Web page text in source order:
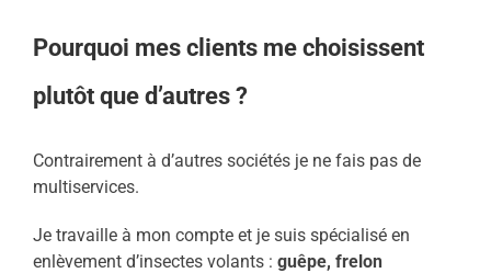
Pourquoi mes clients me choisissent
plutôt que d’autres ?
Contrairement à d’autres sociétés je ne fais pas de
multiservices.
Je travaille à mon compte et je suis spécialisé en
enlèvement d’insectes volants : guêpe, frelon